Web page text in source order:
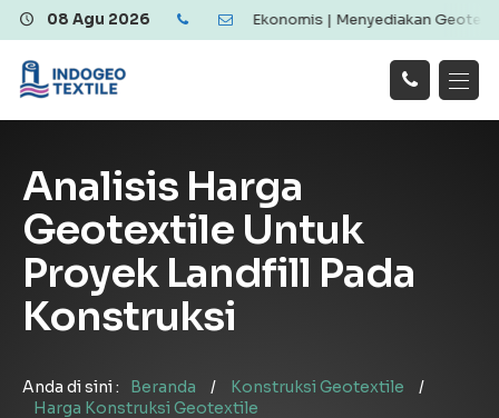
08 Agu 2026
Berkualitas dan Ekonomis | Menyediakan Geotextile
Tentang Kami
Layanan
Hubungi
Analisis Harga
Geotextile Untuk
Proyek Landfill Pada
Konstruksi
Anda di sini : Beranda / Konstruksi Geotextile
/
Harga Konstruksi Geotextile